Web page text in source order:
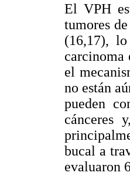
El VPH
tumores
(16,17),
carcinoma
el
no están
pueden
cánceres
bucal a
evaluaron